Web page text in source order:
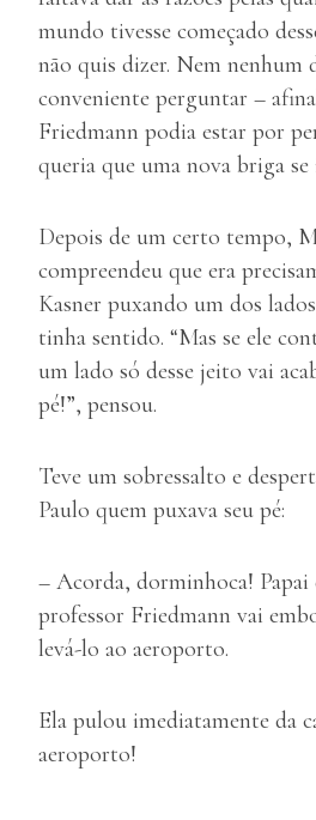
mundo tivesse começado
não quis dizer. Nem nenhum
conveniente perguntar –
Friedmann podia estar por
queria que uma nova briga se
Depois de um certo tempo,
compreendeu que era
Kasner puxando um dos
tinha sentido. “Mas se ele
um lado só desse jeito vai
pé!”, pensou.
Teve um sobressalto e
Paulo quem puxava seu pé:
– Acorda, dorminhoca! Papai
professor Friedmann vai
levá-lo ao aeroporto.
Ela pulou imediatamente da
aeroporto!